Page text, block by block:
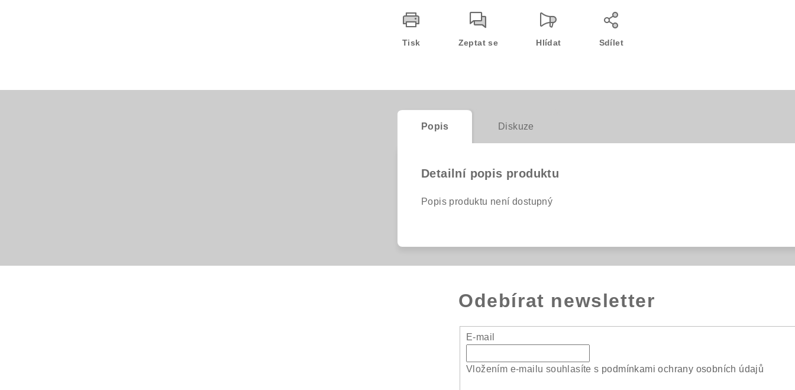
Tisk Zeptat se Hlídat Sdílet
Popis Diskuze
Detailní popis produktu
Popis produktu není dostupný
Odebírat newsletter
E-mail
Vložením e-mailu souhlasíte s podmínkami ochrany osobních údajů